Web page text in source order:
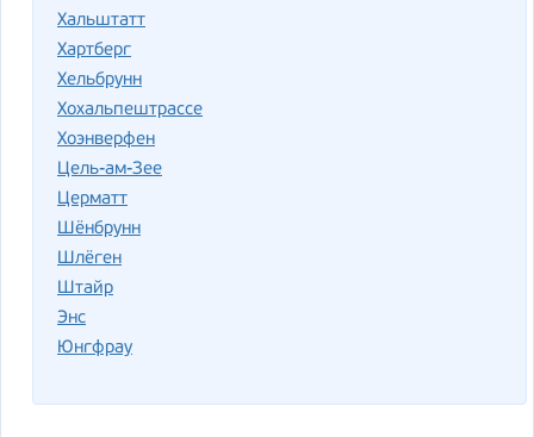
Хальштатт
Хартберг
Хельбрунн
Хохальпештрассе
Хоэнверфен
Цель-ам-Зее
Церматт
Шёнбрунн
Шлёген
Штайр
Энс
Юнгфрау